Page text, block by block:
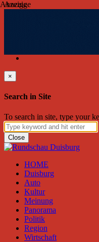
×
Search in Site
To search in site, type your
Close
HOME
Duisburg
Auto
Kultur
Meinung
Panorama
Politik
Region
Wirtschaft
Anzeige
Anzeige